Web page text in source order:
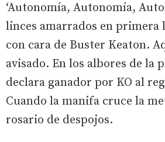
‘Autonomía, Autonomía,
linces amarrados en primera
con cara de Buster Keaton.
avisado. En los albores de la
declara ganador por KO al
Cuando la manifa cruce la
rosario de despojos.